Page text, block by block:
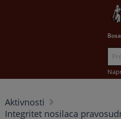
Aktivnosti
Integritet nosilaca